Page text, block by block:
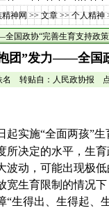
神网>>文章>>个人精神
国政协“完善生育支持政
团”发力——全国
名 转贴自：人民政协报
起实施“全面两孩”
所决定的水平，生
波动，可能出现极
宽生育限制的情况
“生得出、生得起、